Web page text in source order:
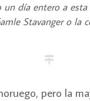
día entero a
Stavanger o la
pero la